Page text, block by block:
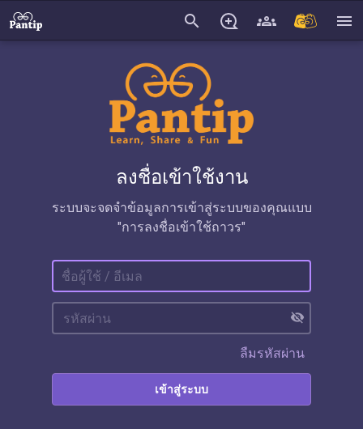
search menu
ลงชื่อเข้าใช้งาน
ระบบจะจดจำข้อมูลการเข้าสู่ระบบของคุณแบบ
"การลงชื่อเข้าใช้ถาวร"
visibility_off
ลืมรหัสผ่าน
เข้าสู่ระบบ